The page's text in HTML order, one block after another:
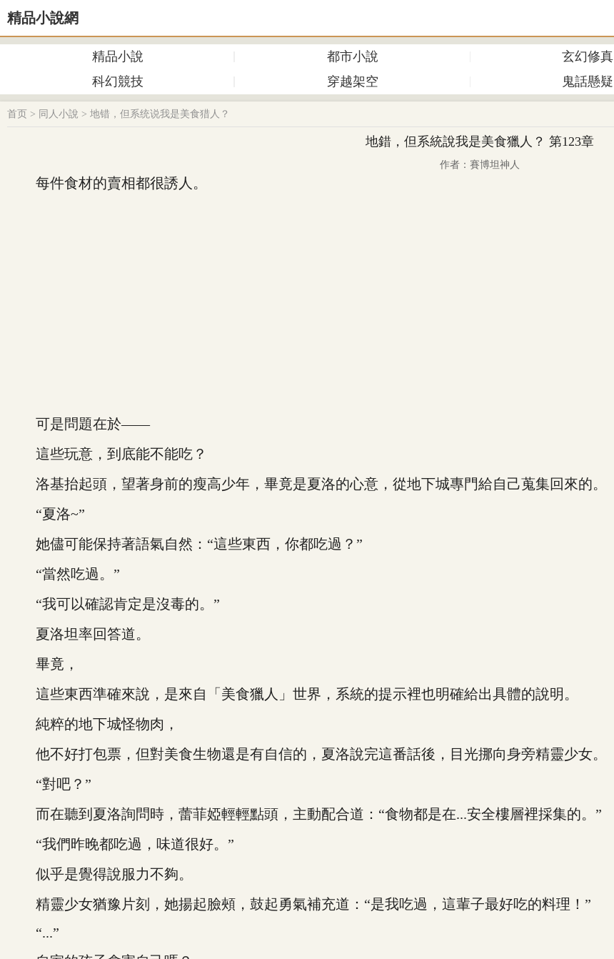
精品小說網
精品小說 都市小說 玄幻修真
科幻競技
穿越架空 鬼話懸疑
首页 > 同人小說 > 地错，但系统说我是美食猎人？
地錯，但系統說我是美食獵人？ 第123章
作者：賽博坦神人
每件食材的賣相都很誘人。
可是問題在於——
這些玩意，到底能不能吃？
洛基抬起頭，望著身前的瘦高少年，畢竟是夏洛的心意，從地下城專門給自己蒐集回來的。
“夏洛~”
她儘可能保持著語氣自然：“這些東西，你都吃過？”
“當然吃過。”
“我可以確認肯定是沒毒的。”
夏洛坦率回答道。
畢竟，
這些東西準確來說，是來自「美食獵人」世界，系統的提示裡也明確給出具體的說明。
純粹的地下城怪物肉，
他不好打包票，但對美食生物還是有自信的，夏洛說完這番話後，目光挪向身旁精靈少女。
“對吧？”
而在聽到夏洛詢問時，蕾菲婭輕輕點頭，主動配合道：“食物都是在...安全樓層裡採集的。”
“我們昨晚都吃過，味道很好。”
似乎是覺得說服力不夠。
精靈少女猶豫片刻，她揚起臉頰，鼓起勇氣補充道：“是我吃過，這輩子最好吃的料理！”
“...”